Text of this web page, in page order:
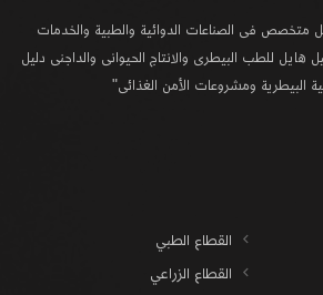
متخصص فى الصناعات الدوائية والطبية والخدمات
هايل للطب البيطرى والانتاج الحيوانى والداجنى دليل
البيطرية ومشروعات الأمن الغذائى"
القطاع الطبي
القطاع الزراعي